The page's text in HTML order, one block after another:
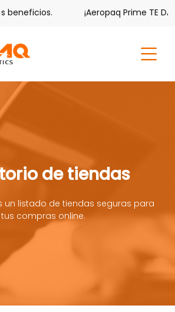
¡Aeropaq Prime TE DA
de tiendas
un listado de tiendas seguras para
tus compras online.